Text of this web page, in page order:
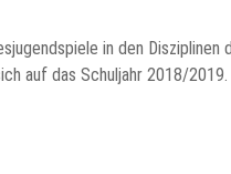
in den
auf das Schuljahr 2018/2019.